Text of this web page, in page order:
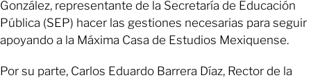
González, representante de la Secretaría de Educación
Pública (SEP) hacer las gestiones necesarias para seguir
apoyando a la Máxima Casa de Estudios Mexiquense.
Por su parte, Carlos Eduardo Barrera Díaz, Rector de la